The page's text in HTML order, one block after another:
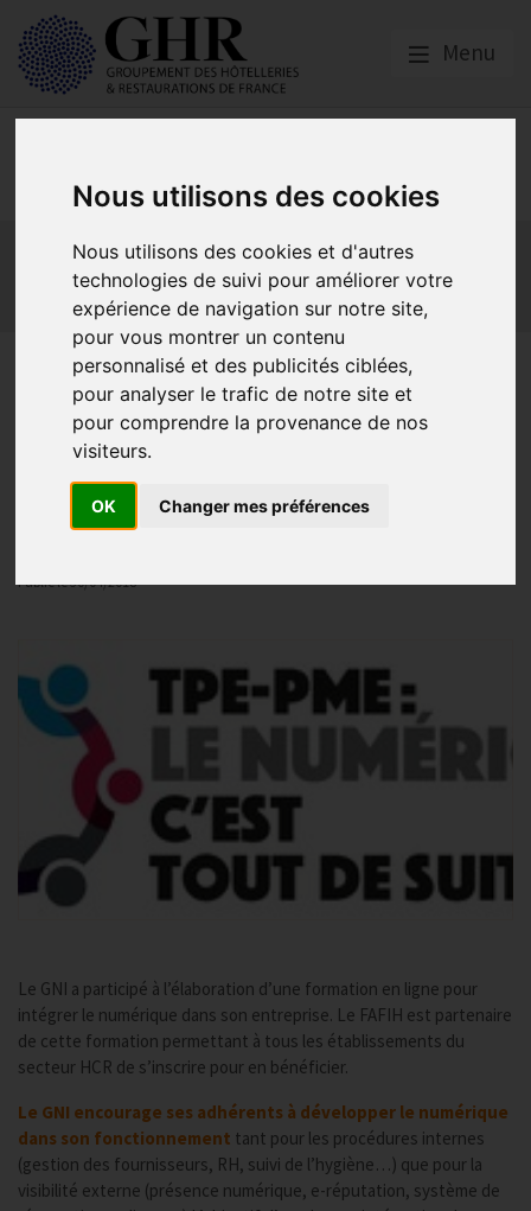
Nous utilisons des cookies
Nous utilisons des cookies et d'autres
technologies de suivi pour améliorer votre
expérience de navigation sur notre site,
pour vous montrer un contenu
personnalisé et des publicités ciblées,
pour analyser le trafic de notre site et
pour comprendre la provenance de nos
visiteurs.
OK Changer mes préférences
Menu
Actualités
Plateformes en ligne
Economie collaborative
Innovation et digitalisation
Mon Parc Num
Informatique Europe
Formation en ligne : TPE-PME
le Numérique c’est tout de
suite !
Publié le30/04/2018
Le GNI a participé à l’élaboration d’une formation en ligne pour
intégrer le numérique dans son entreprise. Le FAFIH est partenaire
de cette formation permettant à tous les établissements du
secteur HCR de s’inscrire pour en bénéficier.
Le GNI encourage ses adhérents à développer le numérique
dans son fonctionnement tant pour les procédures internes
(gestion des fournisseurs, RH, suivi de l’hygiène…) que pour la
visibilité externe (présence numérique, e-réputation, système de